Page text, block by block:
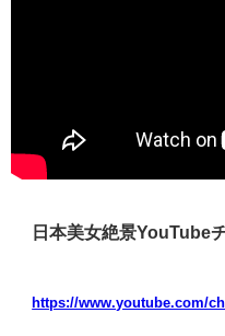
日本美女絶景YouTube
https://www.youtube.com/